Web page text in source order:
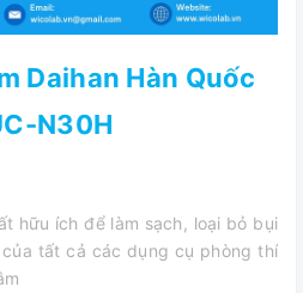
Daihan Hàn Quốc
N30H
hữu ích để làm sạch, loại bỏ bụi
tất cả các dụng cụ phòng thí